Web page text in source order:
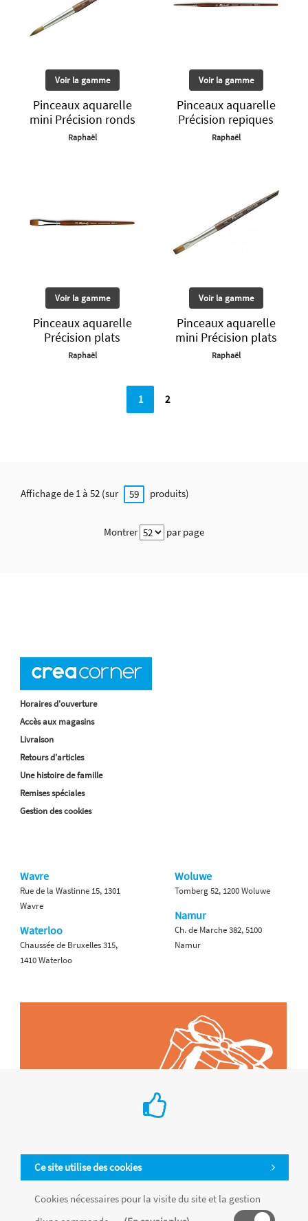
Voir la gamme
Pinceaux aquarelle
mini Précision ronds
Raphaël
Voir la gamme
Pinceaux aquarelle
Précision repiques
Raphaël
Voir la gamme
Pinceaux aquarelle
Précision plats
Raphaël
Voir la gamme
Pinceaux aquarelle
mini Précision plats
Raphaël
1 2
Affichage de 1 à 52 (sur 59 produits)
Montrer par page
Ce site utilise des cookies
Cookies nécessaires pour la visite du site et la gestion
Horaires d'ouverture
Accès aux magasins
Livraison
Retours d'articles
Une histoire de famille
Remises spéciales
Gestion des cookies
Wavre
Rue de la Wastinne 15, 1301
Wavre
Waterloo
Chaussée de Bruxelles 315,
1410 Waterloo
Woluwe
Tomberg 52, 1200 Woluwe
Namur
Ch. de Marche 382, 5100
Namur